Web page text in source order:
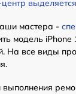
мастера -
модель
На все виды